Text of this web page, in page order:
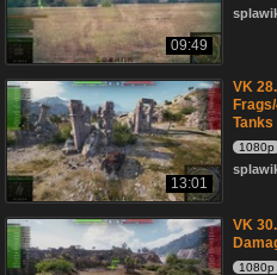
09:49
13:01
VK
Tanks
1080p
VK
1080p